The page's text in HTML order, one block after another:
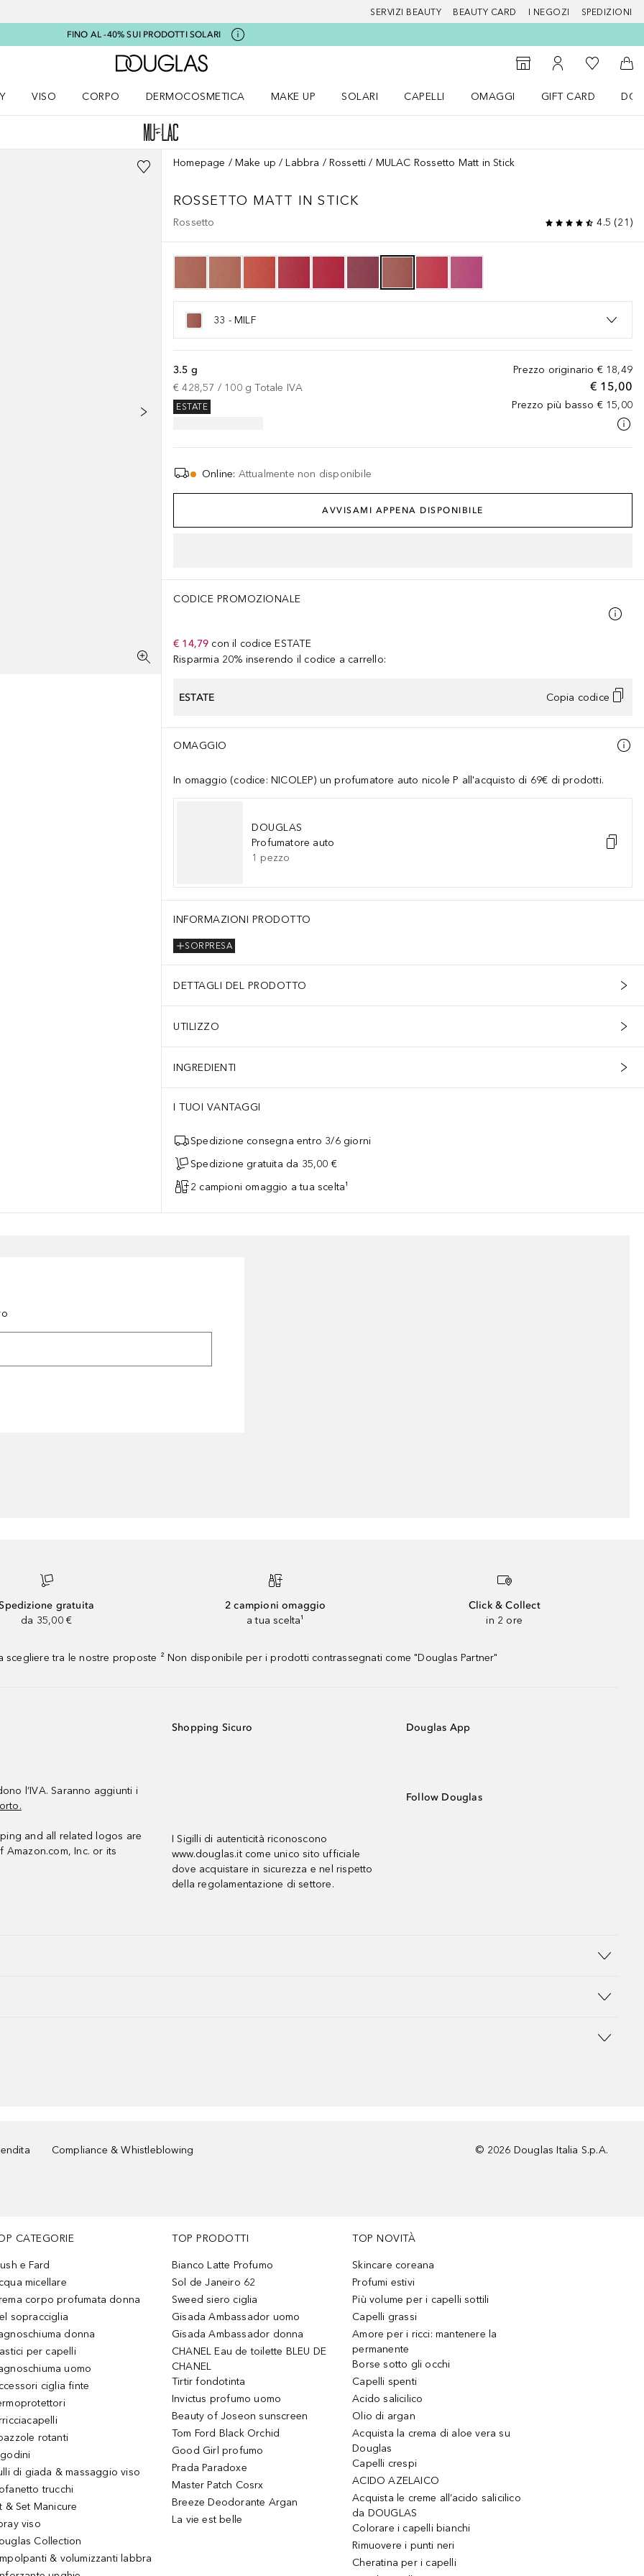
SERVIZI BEAUTY BEAUTY CARD I NEGOZI SPEDIZIONI
FINO AL -40% SUI PRODOTTI SOLARI
A Douglas Home
StorefinderAl Mio Account
Alla Mia
Al
VISO
CORPO
DERMOCOSMETICA
MAKE UP
SOLARI
CAPELLI
OMAGGI
GIFT CARD
Homepage Make up Labbra Rossetti MULAC Rossetto Matt in Stick
ROSSETTO MATT IN STICK
Rossetto 4.5 (21 )
33 - MILF
Prezzo originario € 18,49
€ 15,00
Prezzo più basso € 15,00
3.5 g
€ 428,57 / 100 g Totale IVA
ESTATE
Online: Attualmente non disponibile
AVVISAMI APPENA DISPONIBILE
CODICE PROMOZIONALE
€ 14,79 con il codice ESTATE
Risparmia 20% inserendo il codice a carrello:
ESTATE Copia codice
OMAGGIO
In omaggio (codice: NICOLEP) un profumatore auto nicole P all'acquisto di 69€ di prodotti.
DOUGLAS
Profumatore auto
1 pezzo
INFORMAZIONI PRODOTTO
SORPRESA
DETTAGLI DEL PRODOTTO
UTILIZZO
INGREDIENTI
I TUOI VANTAGGI
Spedizione consegna entro 3/6 giorni
Spedizione gratuita da 35,00 €
2 campioni omaggio a tua scelta¹
gratuita
da 35,00 €
2 campioni omaggio
a tua scelta¹
Click & Collect
in 2 ore
tra le nostre proposte ² Non disponibile per i prodotti contrassegnati come "Douglas Partner"
l’IVA. Saranno aggiunti i
and all related logos are
Amazon.com, Inc. or its
Shopping Sicuro
I Sigilli di autenticità riconoscono
www.douglas.it come unico sito ufficiale
dove acquistare in sicurezza e nel rispetto
della regolamentazione di settore.
Douglas App
Follow Douglas
Compliance & Whistleblowing
© 2026 Douglas Italia S.p.A.
CATEGORIE
e Fard
micellare
corpo profumata donna
sopracciglia
donna
per capelli
uomo
ciglia finte
rotanti
di giada & massaggio viso
trucchi
& Set Manicure
viso
Collection
& volumizzanti labbra
TOP PRODOTTI
Bianco Latte Profumo
Sol de Janeiro 62
Sweed siero ciglia
Gisada Ambassador uomo
Gisada Ambassador donna
CHANEL Eau de toilette BLEU DE
CHANEL
Tirtir fondotinta
Invictus profumo uomo
Beauty of Joseon sunscreen
Tom Ford Black Orchid
Good Girl profumo
Prada Paradoxe
Master Patch Cosrx
Breeze Deodorante Argan
La vie est belle
TOP NOVITÀ
Skincare coreana
Profumi estivi
Più volume per i capelli sottili
Capelli grassi
Amore per i ricci: mantenere la
permanente
Borse sotto gli occhi
Capelli spenti
Acido salicilico
Olio di argan
Acquista la crema di aloe vera su
Douglas
Capelli crespi
ACIDO AZELAICO
Acquista le creme all’acido salicilico
da DOUGLAS
Colorare i capelli bianchi
Rimuovere i punti neri
Cheratina per i capelli